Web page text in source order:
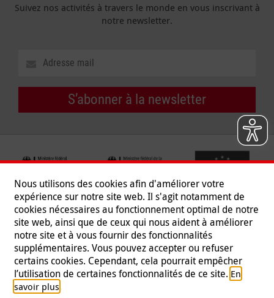
Suivez nos activités à travers le monde en vous inscrivant à
notre newsletter.
S’abonner à la newsletter
Suivez-nous
Nous utilisons des cookies afin d'améliorer votre
expérience sur notre site web. Il s'agit notamment de
cookies nécessaires au fonctionnement optimal de notre
site web, ainsi que de ceux qui nous aident à améliorer
notre site et à vous fournir des fonctionnalités
supplémentaires. Vous pouvez accepter ou refuser
certains cookies. Cependant, cela pourrait empêcher
l’utilisation de certaines fonctionnalités de ce site. En
savoir plus.